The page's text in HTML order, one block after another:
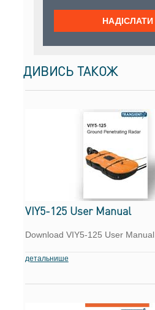
ДИВИСЬ ТАКОЖ
VIY5-125 User Manual
Download VIY5-125 User Manual
детальнише